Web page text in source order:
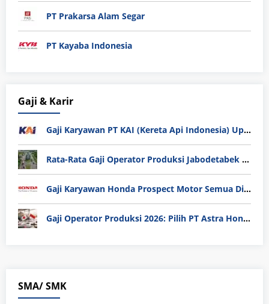
PT Prakarsa Alam Segar
PT Kayaba Indonesia
Gaji & Karir
Gaji Karyawan PT KAI (Kereta Api Indonesia) Update 2025
Rata-Rata Gaji Operator Produksi Jabodetabek 2025: Bedah Tuntas UMK, Lemburan, dan Realita Hidup Buruh
Gaji Karyawan Honda Prospect Motor Semua Divisi
Gaji Operator Produksi 2026: Pilih PT Astra Honda Motor (AHM) atau Manufaktur di Jepang?
SMA/ SMK